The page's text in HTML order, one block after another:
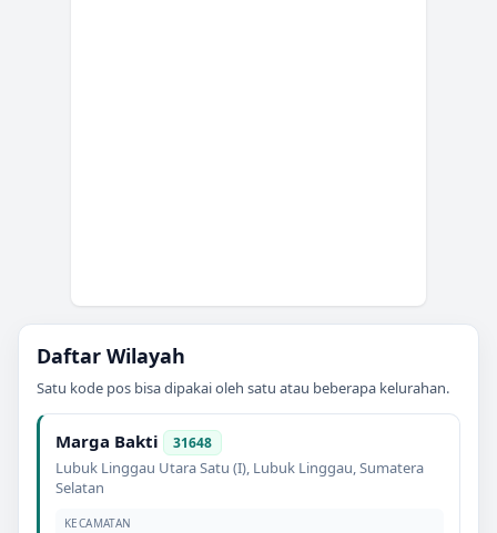
Daftar Wilayah
Satu kode pos bisa dipakai oleh satu atau beberapa kelurahan.
Marga Bakti 31648
Lubuk Linggau Utara Satu (I), Lubuk Linggau,Sumatera
Selatan
KECAMATAN